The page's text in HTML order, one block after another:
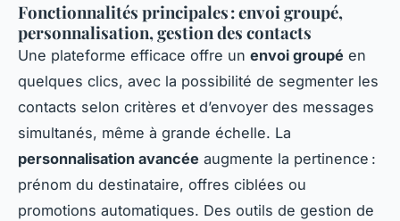
Fonctionnalités principales : envoi groupé,
personnalisation, gestion des contacts
Une plateforme efficace offre un envoi groupé en
quelques clics, avec la possibilité de segmenter les
contacts selon critères et d’envoyer des messages
simultanés, même à grande échelle. La
personnalisation avancée augmente la pertinence :
prénom du destinataire, offres ciblées ou
promotions automatiques. Des outils de gestion de